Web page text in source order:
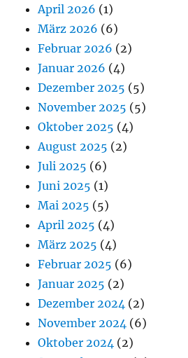
April 2026 (1)
März 2026 (6)
Februar 2026 (2)
Januar 2026 (4)
Dezember 2025 (5)
November 2025 (5)
Oktober 2025 (4)
August 2025 (2)
Juli 2025 (6)
Juni 2025 (1)
Mai 2025 (5)
April 2025 (4)
März 2025 (4)
Februar 2025 (6)
Januar 2025 (2)
Dezember 2024 (2)
November 2024 (6)
Oktober 2024 (2)